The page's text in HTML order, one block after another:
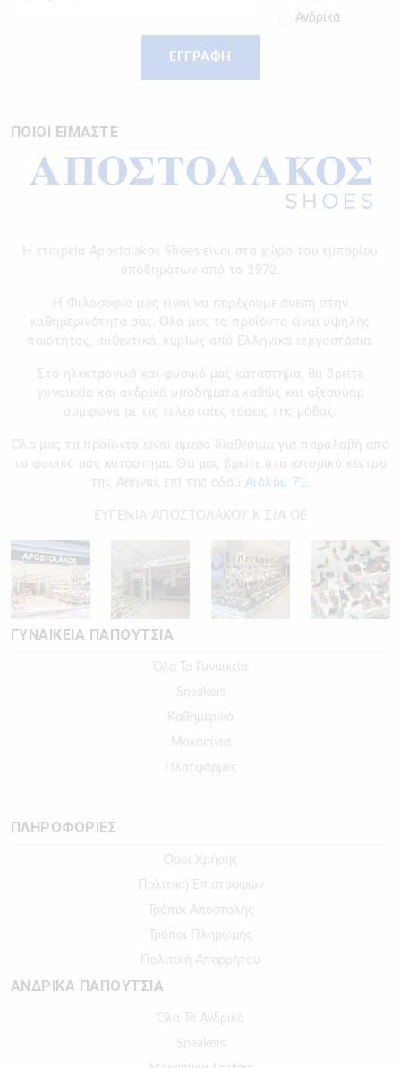
Ανδρικά
ΕΓΓΡΑΦΗ
ΠΟΙΟΙ ΕΙΜΑΣΤΕ
Η εταιρεία Apostolakos Shoes είναι στο χώρο του εμπορίου
υποδημάτων από το 1972.
H Φιλοσοφία μας είναι να παρέχουμε άνεση στην
καθημερινότητα σας. Όλα μας τα προϊόντα είναι υψηλής
ποιότητας, αυθεντικά, κυρίως από Ελληνικά εεργοστάσια.
Στο ηλεκτρονικό και φυσικό μας κατάστημα, θα βρείτε
γυναικεία και ανδρικά υποδήματα καθώς και αξεσουάρ
σύμφωνα με τις τελευταίες τάσεις της μόδας.
Όλα μας τα προϊόντα είναι άμεσα διαθέσιμα για παραλαβή από
το φυσικό μας κατάστημα. Θα μας βρείτε στο ιστορικό κέντρο
της Αθήνας επί της οδού Αιόλου 71.
ΕΥΓΕΝΙΑ ΑΠΟΣΤΟΛΑΚΟΥ Κ ΣΙΑ ΟΕ
ΓΥΝΑΙΚΕΙΑ ΠΑΠΟΥΤΣΙΑ
Όλα Τα Γυναικεία
Sneakers
Καθημερινά
Μοκασίνια
Πλατφόρμες
ΠΛΗΡΟΦΟΡΙΕΣ
Όροι Χρήσης
Πολιτική Επιστροφών
Τρόποι Αποστολής
Τρόποι Πληρωμής
Πολιτική Απορρήτου
ΑΝΔΡΙΚΑ ΠΑΠΟΥΤΣΙΑ
Όλα Τα Ανδρικά
Sneakers